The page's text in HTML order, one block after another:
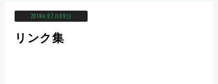
オンラインショップ
ニュース
2014年07月09日
リンク集